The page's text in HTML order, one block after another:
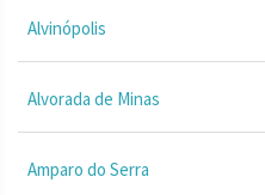
Alvinópolis
Alvorada de Minas
Amparo do Serra